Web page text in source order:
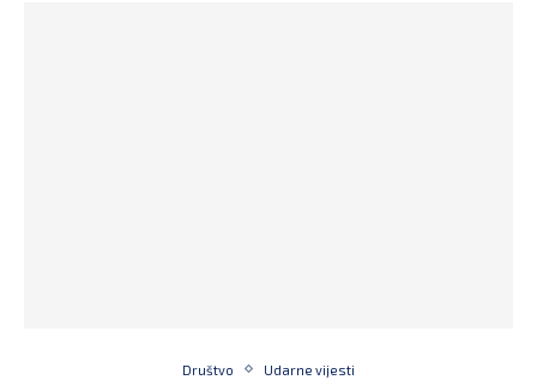
Društvo Udarne vijesti